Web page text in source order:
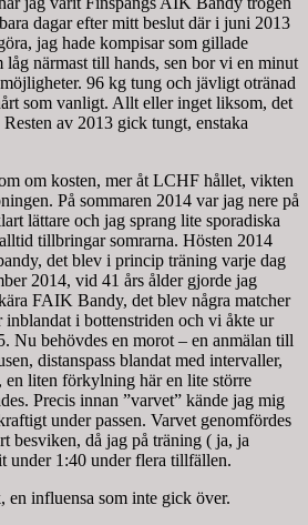
dagar efter mitt beslut där i juni 2013
jag hade kompisar som gillade
låg närmast till hands, sen bor vi en minut
96 kg tung och jävligt otränad
som vanligt. Allt eller inget liksom, det
av 2013 gick tungt, enstaka
om kosten, mer åt LCHF hållet, vikten
På sommaren 2014 var jag nere på
lättare och jag sprang lite sporadiska
tillbringar somrarna. Hösten 2014
det blev i princip träning varje dag
2014, vid 41 års ålder gjorde jag
FAIK Bandy, det blev några matcher
inblandat i bottenstriden och vi åkte ur
Nu behövdes en morot – en anmälan till
distanspass blandat med intervaller,
en liten förkylning här en lite större
Precis innan ”varvet” kände jag mig
under passen. Varvet genomfördes
besviken, då jag på träning ( ja, ja
under 1:40 under flera tillfällen.
en influensa som inte gick över.